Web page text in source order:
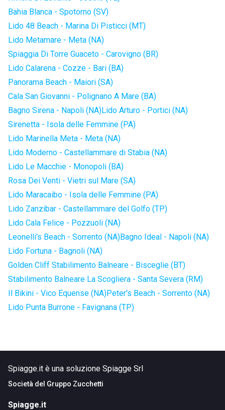
Bahia Blanca - Spotorno (SV)
Lido 48 Beach - Marina Di Pisticci (MT)
Lido Metamare - Meta (NA)
Spiaggia Di Torre Guaceto - Carovigno (BR)
Lido Calarena - Cozze - Bari (BA)
Panorama Beach - Maiori (SA)
Cala San Giovanni - Polignano A Mare (BA)
Bagno Sirena - Napoli (NA)Lido Arturo - Portici (NA)
Sirenetta - Isola delle Femmine (PA)
Lido Marinella Meta - Meta (NA)
Lido Moderno - Castellammare di Stabia (NA)
Lido Le Macchie - Monopoli (BA)
Rosa Dei Venti - Vietri sul Mare (SA)
Lido Maracaibo - Isola delle Femmine (PA)
Lido Zanzibar - Castellammare del Golfo (TP)
Lido Cala Felice - Pozzuoli (NA)
Leonelli's Beach - Sorrento (NA)Bagno Ideal - Napoli (NA)
Lido Fortuna - Bagnoli (NA)
Golden Cliff Stabilimento Balneare - Bisceglie (BT)
Stabilimento Balneare La Scogliera - Santa Severa (RM)
Il Bikini - Vico Equense (NA)Peter's Beach - Sorrento (NA)
Lido Punta Burrone - Favignana (TP)
Spiagge.it è una soluzione Spiagge Srl
Società del Gruppo Zucchetti
Spiagge.it